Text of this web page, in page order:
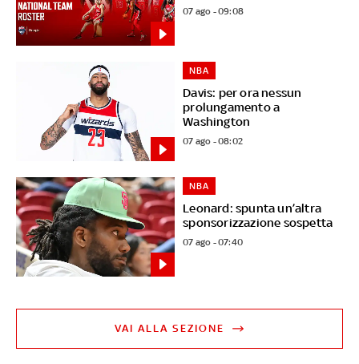
07 ago - 09:08
Davis: per ora nessun
prolungamento a
Washington
NBA
07 ago - 08:02
Leonard: spunta un’altra
sponsorizzazione sospetta
NBA
07 ago - 07:40
VAI ALLA SEZIONE